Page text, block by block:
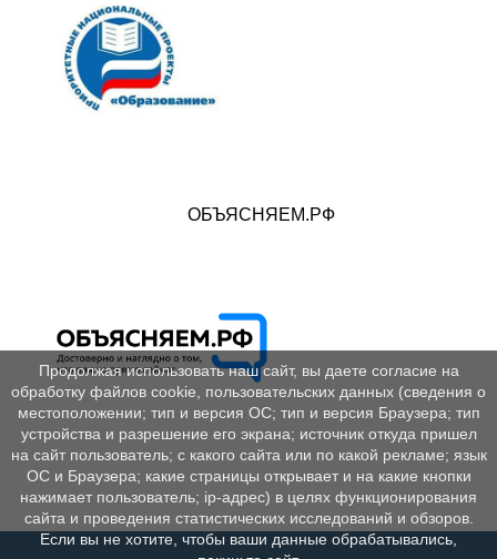
ОБЪЯСНЯЕМ.РФ
Продолжая использовать наш сайт, вы даете согласие на
обработку файлов cookie, пользовательских данных (сведения о
местоположении; тип и версия ОС; тип и версия Браузера; тип
устройства и разрешение его экрана; источник откуда пришел
на сайт пользователь; с какого сайта или по какой рекламе; язык
ОС и Браузера; какие страницы открывает и на какие кнопки
нажимает пользователь; ip-адрес) в целях функционирования
сайта и проведения статистических исследований и обзоров.
Если вы не хотите, чтобы ваши данные обрабатывались,